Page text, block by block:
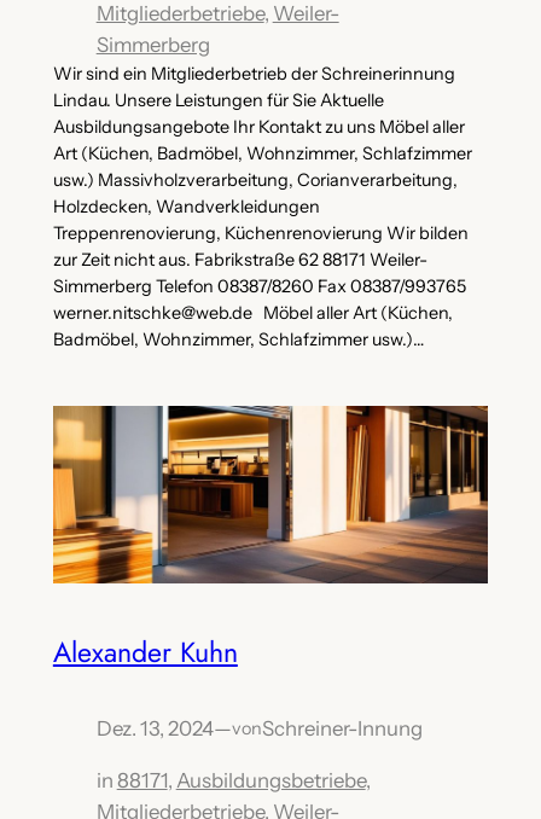
Mitgliederbetriebe, Weiler-
Simmerberg
Wir sind ein Mitgliederbetrieb der Schreinerinnung
Lindau. Unsere Leistungen für Sie Aktuelle
Ausbildungsangebote Ihr Kontakt zu uns Möbel aller
Art (Küchen, Badmöbel, Wohnzimmer, Schlafzimmer
usw.) Massivholzverarbeitung, Corianverarbeitung,
Holzdecken, Wandverkleidungen
Treppenrenovierung, Küchenrenovierung Wir bilden
zur Zeit nicht aus. Fabrikstraße 62 88171 Weiler-
Simmerberg Telefon 08387/8260 Fax 08387/993765
werner.nitschke@web.de Möbel aller Art (Küchen,
Badmöbel, Wohnzimmer, Schlafzimmer usw.)…
Alexander Kuhn
Dez. 13, 2024—vonSchreiner-Innung
in 88171, Ausbildungsbetriebe
Mitgliederbetriebe, Weiler-